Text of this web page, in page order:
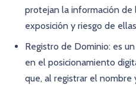
protejan la información de
exposición y riesgo de
Registro de Dominio: es
en el posicionamiento
que, al registrar el nombre